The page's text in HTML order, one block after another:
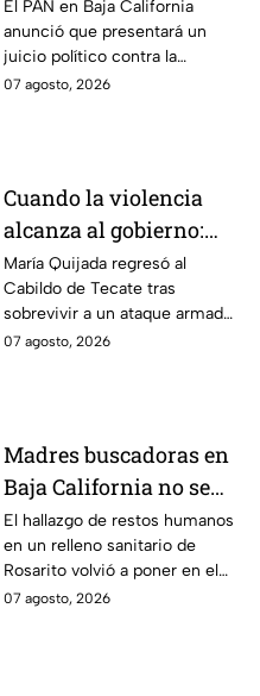
Baja California
El PAN en Baja California
anunció que presentará un
juicio político contra la
gobernadora y la fiscal del
07 agosto, 2026
Cuando la violencia
alcanza al gobierno:
regidora de Tecate
vuelve al Cabildo tras
sobrevivir a un ataque
armado
María Quijada regresó al
Cabildo de Tecate tras
sobrevivir a un ataque armado
en el que murió su esposo y
07 agosto, 2026
Madres buscadoras en
Baja California no se
detienen: hallazgo de
restos humanos
reaviva la
preocupación
El hallazgo de restos humanos
en un relleno sanitario de
Rosarito volvió a poner en el
centro la labor de las madres
07 agosto, 2026